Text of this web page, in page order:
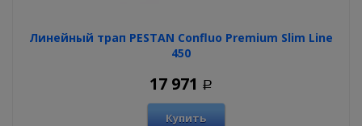
Линейный трап PESTAN Confluo Premium Slim Line
450
17 971 Р
Купить